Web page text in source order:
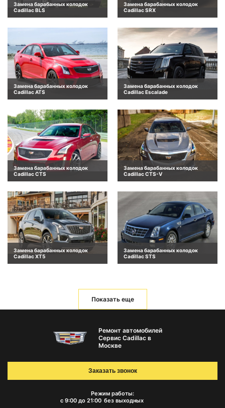
Замена барабанных колодок
Cadillac BLS
Замена барабанных колодок
Cadillac SRX
Замена барабанных колодок
Cadillac ATS
Замена барабанных колодок
Cadillac Escalade
Замена барабанных колодок
Cadillac CTS
Замена барабанных колодок
Cadillac CTS-V
Замена барабанных колодок
Cadillac XT5
Замена барабанных колодок
Cadillac STS
Показать еще
Ремонт автомобилей
Сервис Cadillac в
Москве
Режим работы:
с 9:00 до 21:00 без выходных
Заказать звонок